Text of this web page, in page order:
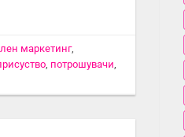
маркетинг,
потрошувачи